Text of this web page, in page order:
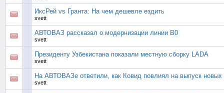
ИксРей vs Гранта: На чем дешевле ездить
svett
АВТОВАЗ рассказал о модернизации линии В0
svett
Президенту Узбекистана показали местную сборку LADA
svett
На АВТОВАЗе ответили, как Ковид повлиял на выпуск новых
svett